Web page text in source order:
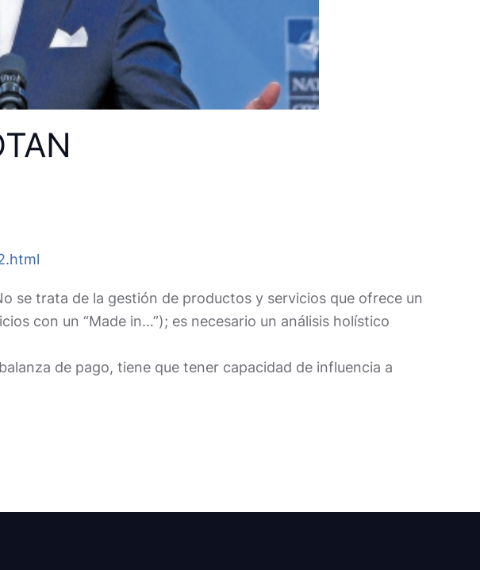
se trata de la gestión de productos y servicios que ofrece un
con un “Made in…”); es necesario un análisis holístico
de pago, tiene que tener capacidad de influencia a